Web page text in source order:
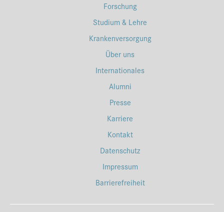
Forschung
Studium & Lehre
Krankenversorgung
Über uns
Internationales
Alumni
Presse
Karriere
Kontakt
Datenschutz
Impressum
Barrierefreiheit